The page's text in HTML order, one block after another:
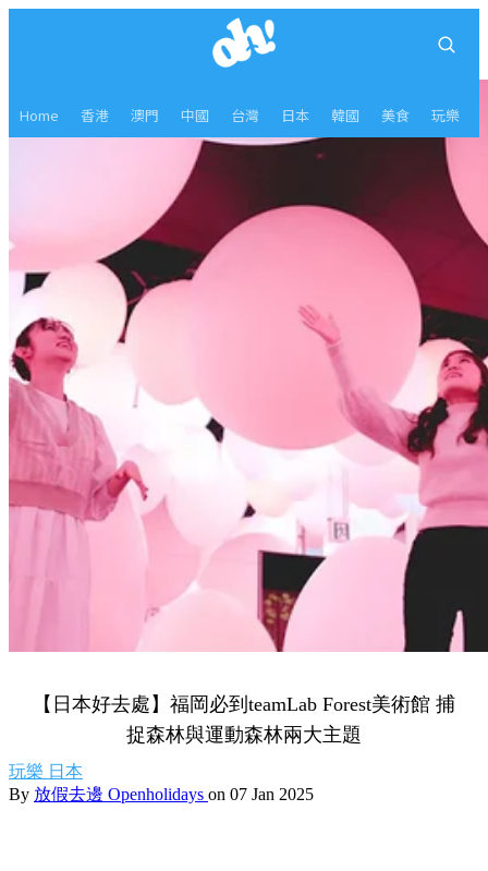
Home 香港 澳門 中國 台灣 日本 韓國 美食 玩樂
【日本好去處】福岡必到teamLab Forest美術館 捕
捉森林與運動森林兩大主題
玩樂 日本
By 放假去邊 Openholidays on 07 Jan 2025